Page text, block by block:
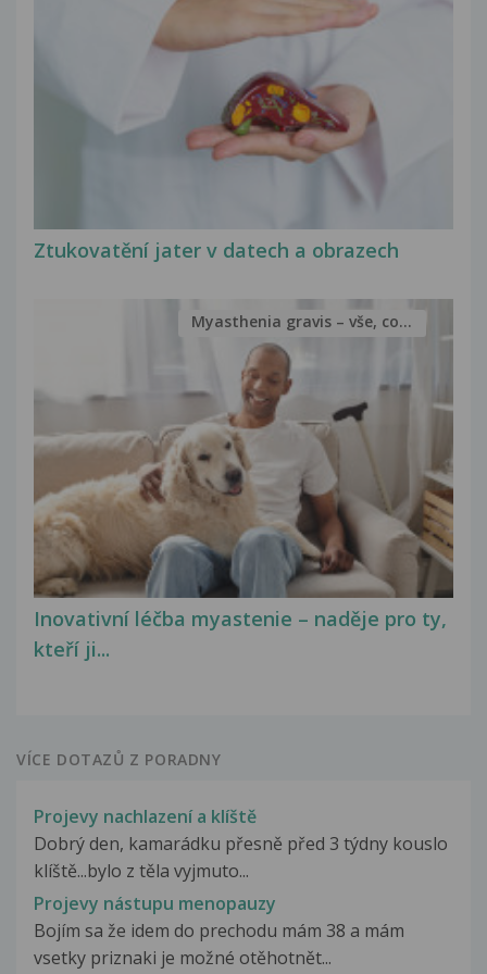
Ztukovatění jater v datech a obrazech
Inovativní léčba myastenie – naděje pro ty,
kteří ji...
Myasthenia gravis – vše, co...
VÍCE DOTAZŮ Z PORADNY
Projevy nachlazení a klíště
Dobrý den, kamarádku přesně před 3 týdny kouslo
klíště...bylo z těla vyjmuto...
Projevy nástupu menopauzy
Bojím sa že idem do prechodu mám 38 a mám
vsetky priznaki je možné otěhotnět...